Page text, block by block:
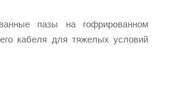
пазы на гофрированном
кабеля для тяжелых условий